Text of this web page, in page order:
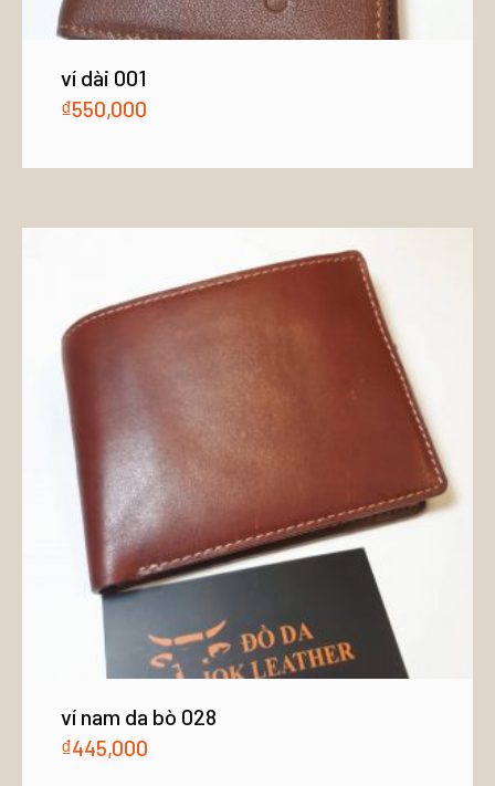
ví dài 001
₫550,000
ví nam da bò 028
₫445,000